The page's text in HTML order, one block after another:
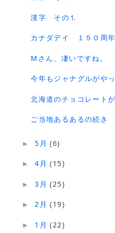
漢字 その⒈
カナダデイ １５０周
Mさん、凄いですね。
今年もジャナグルがや
北海道のチョコレート
ご当地あるあるの続き
►5月(6)
►4月(15)
►3月(25)
► 2月(19)
► 1月(22)